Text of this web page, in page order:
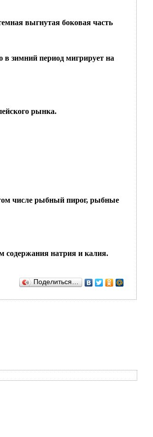
выгнутая боковая часть
зимний период мигрирует на
рынка.
числе рыбный пирог, рыбные
содержания натрия и калия.
Поделиться…